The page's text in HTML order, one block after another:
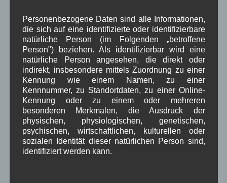
Vorstand Dorferneuerung , Woiga.de ,
Zeitung ,Zigarettensteig
Bauernregel im August
Laeßt St. Laurenz den Weinberg braten, dann wird die Traube
wohl geraten. 10. August
Neueste Kommentare
Personenbezogene Daten sind alle Informationen,
die sich auf eine identifizierte oder identifizierbare
natürliche Person (im Folgenden „betroffene
Person") beziehen. Als identifizierbar wird eine
natürliche Person angesehen, die direkt oder
indirekt, insbesondere mittels Zuordnung zu einer
Kennung wie einem Namen, zu einer
Kennnummer, zu Standortdaten, zu einer Online-
Kennung oder zu einem oder mehreren
besonderen Merkmalen, die Ausdruck der
physischen, physiologischen, genetischen,
psychischen, wirtschaftlichen, kulturellen oder
sozialen Identität dieser natürlichen Person sind,
identifiziert werden kann.